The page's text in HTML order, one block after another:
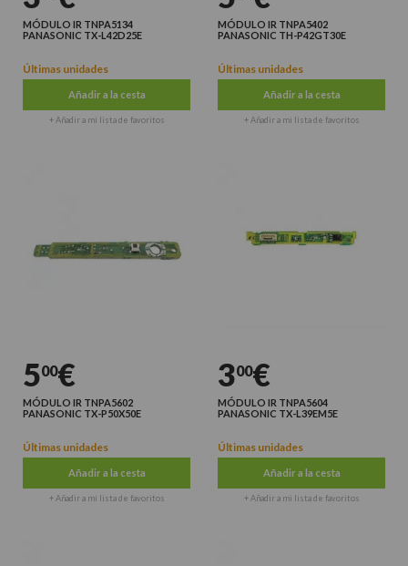
MÓDULO IR TNPA5134
PANASONIC TX-L42D25E
Últimas unidades
Añadir a la cesta
+ Añadir a mi lista de favoritos
MÓDULO IR TNPA5402
PANASONIC TH-P42GT30E
Últimas unidades
Añadir a la cesta
+ Añadir a mi lista de favoritos
500€
MÓDULO IR TNPA5602
PANASONIC TX-P50X50E
Últimas unidades
Añadir a la cesta
+ Añadir a mi lista de favoritos
300€
MÓDULO IR TNPA5604
PANASONIC TX-L39EM5E
Últimas unidades
Añadir a la cesta
+ Añadir a mi lista de favoritos